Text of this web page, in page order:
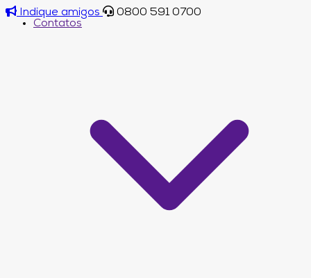
Indique amigos
0800 591 0700
Contatos